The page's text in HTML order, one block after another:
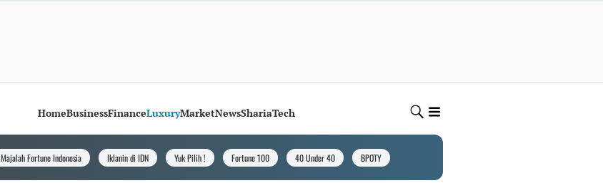
HomeBusinessFinanceLuxuryMarketNewsShariaTech
Majalah Fortune Indonesia Iklanin di IDN Yuk Pilih ! Fortune 100 40 Under 40 BPOTY